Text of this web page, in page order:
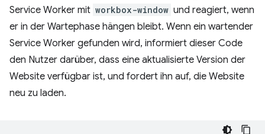
Service Worker mit workbox-window und reagiert, wenn
er in der Wartephase hängen bleibt. Wenn ein wartender
Service Worker gefunden wird, informiert dieser Code
den Nutzer darüber, dass eine aktualisierte Version der
Website verfügbar ist, und fordert ihn auf, die Website
neu zu laden.